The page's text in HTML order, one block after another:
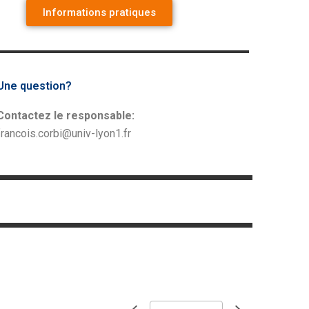
Informations pratiques
question?
le responsable:
lyon1.fr